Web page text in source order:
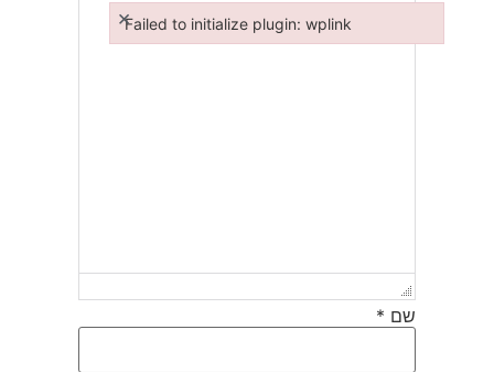
שם *
Failed to initialize plugin: wplink
×
Failed to initialize plugin: wplink